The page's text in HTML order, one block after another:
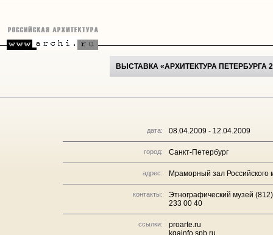
ВЫСТАВКА «АРХИТЕКТУРА ПЕТЕРБУРГА
дата: 08.04.2009 - 12.04.2009
город: Санкт-Петербург
адрес: Мраморный зал Российского
контакты:
Этнографический музей
233 00 40
ссылки:
proarte.ru
kgainfo.spb.ru